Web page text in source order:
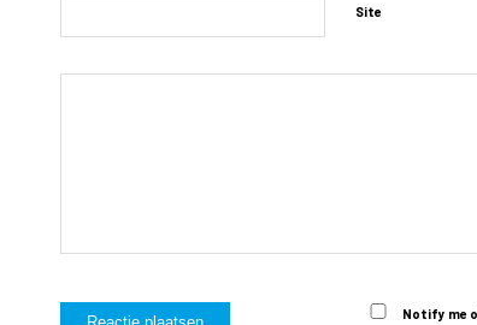
Site
Notify me